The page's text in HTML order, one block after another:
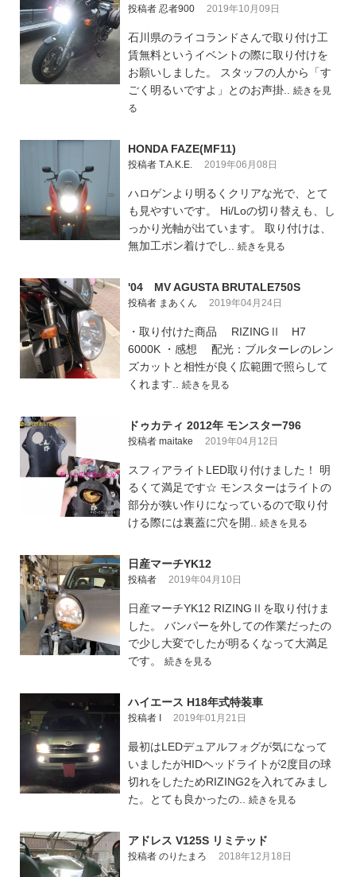
投稿者 忍者900 2019年10月09日
石川県のライコランドさんで取り付け工
賃無料というイベントの際に取り付けを
お願いしました。 スタッフの人から「す
ごく明るいですよ」とのお声掛.. 続きを見
る
HONDA FAZE(MF11)
投稿者 T.A.K.E. 2019年06月08日
ハロゲンより明るくクリアな光で、とて
も見やすいです。 Hi/Loの切り替えも、し
っかり光軸が出ています。 取り付けは、
無加工ポン着けでし.. 続きを見る
'04 MV AGUSTA BRUTALE750S
投稿者 まあくん 2019年04月24日
・取り付けた商品 RIZINGⅡ H7
6000K ・感想 配光：ブルターレのレン
ズカットと相性が良く広範囲で照らして
くれます.. 続きを見る
ドゥカティ 2012年 モンスター796
投稿者 maitake 2019年04月12日
スフィアライトLED取り付けました！ 明
るくて満足です☆ モンスターはライトの
部分が狭い作りになっているので取り付
ける際には裏蓋に穴を開.. 続きを見る
日産マーチYK12
投稿者 2019年04月10日
日産マーチYK12 RIZINGⅡを取り付けま
した。 バンパーを外しての作業だったの
で少し大変でしたが明るくなって大満足
です。 続きを見る
ハイエース H18年式特装車
投稿者 I 2019年01月21日
最初はLEDデュアルフォグが気になって
いましたがHIDヘッドライトが2度目の球
切れをしたためRIZING2を入れてみまし
た。とても良かったの.. 続きを見る
アドレス V125S リミテッド
投稿者 のりたまろ 2018年12月18日